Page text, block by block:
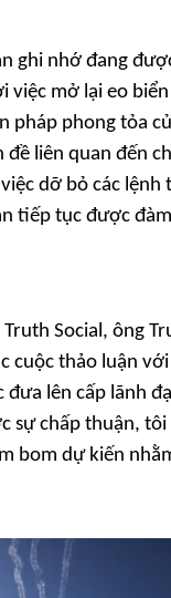
ghi nhớ đang
việc mở lại eo
pháp phong tỏa
đề liên quan đến
dỡ bỏ các lệnh
tiếp tục được
Truth Social, ông
cuộc thảo luận
lên cấp lãnh
sự chấp thuận, tôi
bom dự kiến